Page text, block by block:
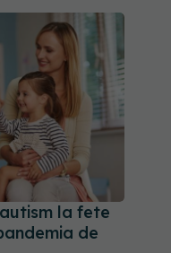
la fete
de